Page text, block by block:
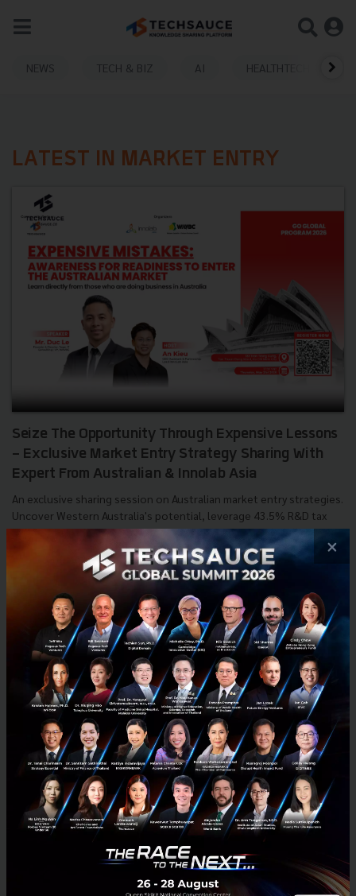
NEWS TECH & BIZ AI HEALTHTECH
LATEST IN MARKET ENTRY
Seize The Opportunity Through Expensive Lessons
- Exclusive Market Entry Strategy Sharing With
Expert From Australian & Innolab Asia
An exclusive sharing session on Australian market entry strategies.
Uncover Western Australia's potential, leverage 43.5% R&D tax
offsets, and learn how to avoid expensive legal mi...
| ByTechsauce Team
Australia Market Entry Tech Ecosystem R&D Tax Offset
E-mail :contact@techsauce.co
Tel : 02-001-5375
Mobile : 06-4658-9500
Techsauce Media
About Techsauce
Techsauce Services
×